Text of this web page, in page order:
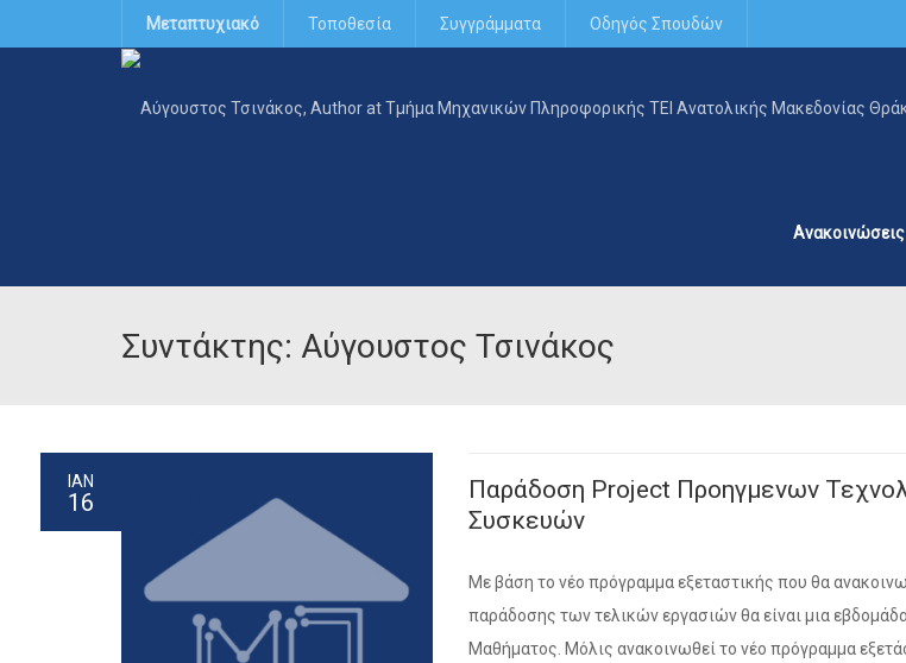
Μεταπτυχιακό Τοποθεσία Συγγράμματα Οδηγός Σπουδών
Ανακοινώσεις
Συντάκτης: Αύγουστος Τσινάκος
ΙΑΝ
16
Παράδοση Project Προηγμενων
Συσκευών
Με βάση το νέο πρόγραμμα εξεταστικής που θα
παράδοσης των τελικών εργασιών θα είναι μια
Μαθήματος. Μόλις ανακοινωθεί το νέο πρόγραμμα